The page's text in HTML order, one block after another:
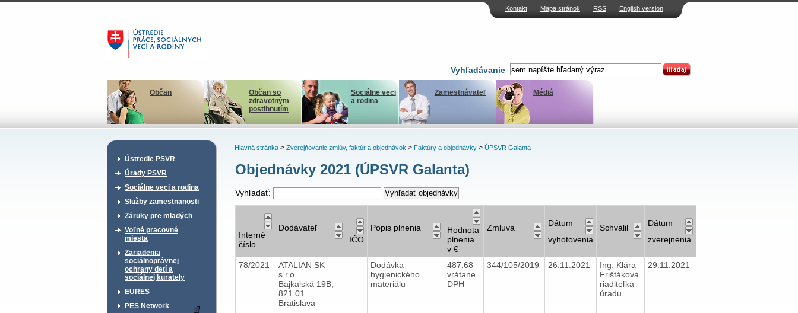
Kontakt Mapa stránok RSS English version
Vyhľadávanie
Občan
Občan so
zdravotným
postihnutím
Sociálne veci
a rodina
Zamestnávateľ Médiá
Ústredie PSVR
Úrady PSVR
Sociálne veci a rodina
Služby zamestnanosti
Záruky pre mladých
Voľné pracovné
miesta
Zariadenia
sociálnoprávnej
ochrany detí a
sociálnej kurately
EURES
PES Network
Hlavná stránka> Zverejňovanie zmlúv, faktúr a objednávok> Faktúry a objednávky > ÚPSVR Galanta
Objednávky 2021 (ÚPSVR Galanta)
Vyhľadať:
Interné
číslo
Dodávateľ
IČO
Popis plnenia
Hodnota
plnenia
v €
Zmluva
Dátum
vyhotovenia
Schválil
Dátum
zverejnenia
78/2021
ATALIAN SK
s.r.o.
Bajkalská 19B,
821 01
Bratislava
Dodávka
hygienického
materiálu
487,68
vrátane
DPH
344/105/2019 26.11.2021
Ing. Klára
Frištáková
riaditeľka
úradu
29.11.2021